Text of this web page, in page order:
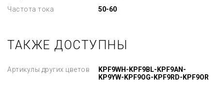
Частота тока
50-60
ТАКЖЕ ДОСТУПНЫ
Артикулы других цветов
KPF9WH-KPF9BL-KPF9AN-
KP9YW-KPF9OG-KPF9RD-KPF9OR